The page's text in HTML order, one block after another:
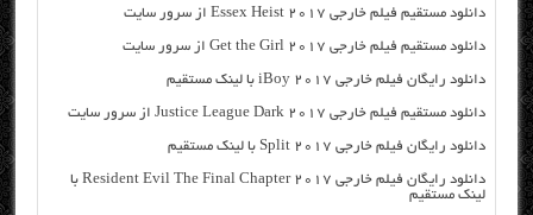
دانلود مستقیم فیلم خارجی Essex Heist 2017 از سرور سایت
دانلود مستقیم فیلم خارجی Get the Girl 2017 از سرور سایت
دانلود رایگان فیلم خارجی iBoy 2017 با لینک مستقیم
دانلود مستقیم فیلم خارجی Justice League Dark 2017 از سرور سایت
دانلود رایگان فیلم خارجی Split 2017 با لینک مستقیم
دانلود رایگان فیلم خارجی Resident Evil The Final Chapter 2017 با
لینک مستقیم